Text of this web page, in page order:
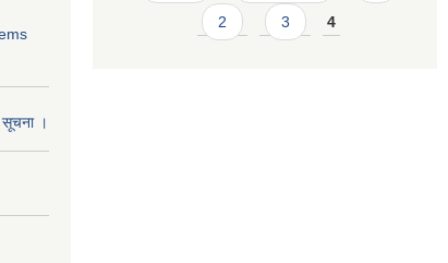
सूचना ।
2 3 4